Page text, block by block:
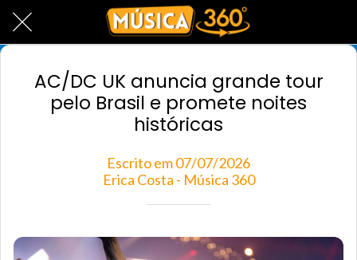
AC/DC UK anuncia grande tour
pelo Brasil e promete noites
históricas
Escrito em 07/07/2026
Erica Costa - Música 360